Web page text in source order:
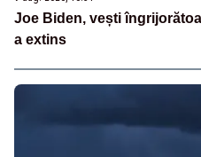
Joe Biden, vești
a extins